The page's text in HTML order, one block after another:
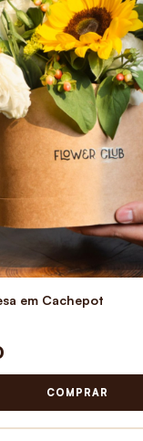
em Cachepot
COMPRAR